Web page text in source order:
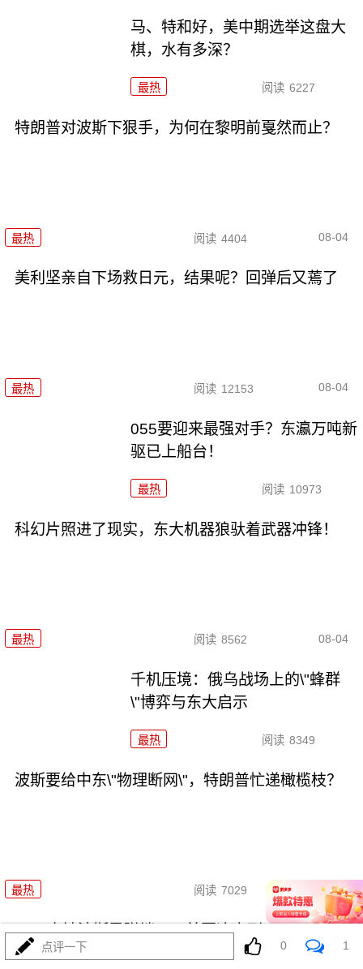
马、特和好，美中期选举这盘大
棋，水有多深？
最热 阅读 6227
特朗普对波斯下狠手，为何在黎明前戛然而止？
最热 阅读 4404 08-04
美利坚亲自下场救日元，结果呢？回弹后又蔫了
最热 阅读 12153 08-04
055要迎来最强对手？东瀛万吨新
驱已上船台！
最热 阅读 10973
科幻片照进了现实，东大机器狼驮着武器冲锋！
最热 阅读 8562 08-04
千机压境：俄乌战场上的\"蜂群
\"博弈与东大启示
最热 阅读 8349
波斯要给中东\"物理断网\"，特朗普忙递橄榄枝？
最热 阅读 7029 08-04
F-35真被波斯导弹端了！美军这次到底输在哪
点评一下 0 1